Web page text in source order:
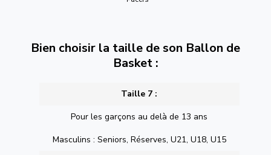
Bien choisir la taille de son Ballon de
Basket :
Taille 7 :
Pour les garçons au delà de 13 ans
Masculins : Seniors, Réserves, U21, U18, U15